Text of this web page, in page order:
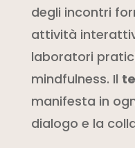
degli incontri
attività
laboratori
mindfulness. Il
manifesta in
dialogo e la